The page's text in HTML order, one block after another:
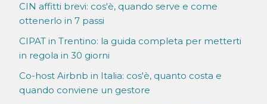
CIN affitti brevi: cos'è, quando serve e come
ottenerlo in 7 passi
CIPAT in Trentino: la guida completa per metterti
in regola in 30 giorni
Co-host Airbnb in Italia: cos'è, quanto costa e
quando conviene un gestore